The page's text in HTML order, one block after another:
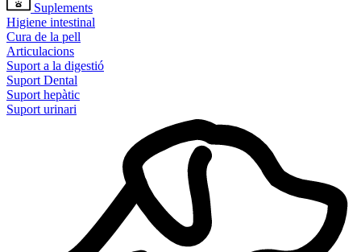
Suplements
Higiene intestinal
Cura de la pell
Articulacions
Suport a la digestió
Suport Dental
Suport hepàtic
Suport urinari